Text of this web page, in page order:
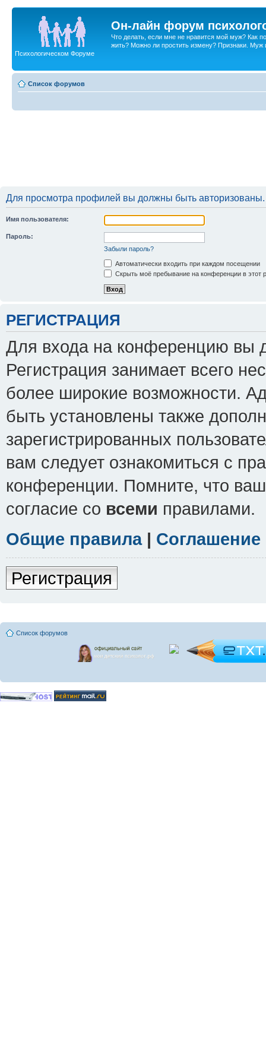
Он-лайн форум
Что делать, если мне не нравится мой муж? Как
жить? Можно ли простить измену? Признаки. Муж
Психологическом Форуме
Список форумов
Для просмотра профилей вы должны быть авторизованы.
Имя пользователя:
Пароль:
Забыли пароль?
Автоматически входить при каждом посещении
Скрыть моё пребывание на конференции в этот
РЕГИСТРАЦИЯ
Для входа на конференцию вы
Регистрация занимает всего
более широкие возможности.
быть установлены также
зарегистрированных
вам следует ознакомиться с
конференции. Помните, что
согласие со всеми правилами.
Общие правила|
Регистрация
Список форумов